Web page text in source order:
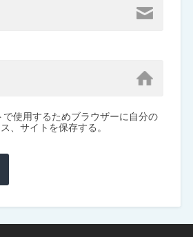
で使用するためブラウザーに自分の
、サイトを保存する。